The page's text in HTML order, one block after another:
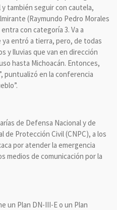
también seguir con cautela,
(Raymundo Pedro Morales
con categoría 3. Va a
ya entró a tierra, pero, de todas
y lluvias que van en dirección
hasta Michoacán. Entonces,
puntualizó en la conferencia
de Defensa Nacional y de
de Protección Civil (CNPC), a los
por atender la emergencia
medios de comunicación por la
un Plan DN-III-E o un Plan